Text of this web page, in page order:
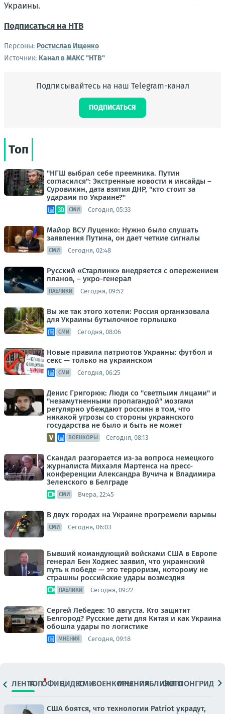
Украины.
Подписаться на НТВ
Персоны: Ростислав Ищенко
Источник: Канал в МАКС "НТВ"
Подписывайтесь на наш Telegram-канал
ПОДПИСАТЬСЯ
Топ
"НГШ выбрал себе преемника. Путин
согласился": Экстренные новости и инсайды –
Суровикин, дата взятия ДНР, "кто стоит за
ударами по Украине?"
СМИ Сегодня, 05:33
Майор ВСУ Луценко: Нужно было слушать
заявления Путина, он дает четкие сигналы
СМИ Сегодня, 02:48
Русский «Старлинк» внедряется с опережением
планов, – укро-генерал
ПАБЛИКИ Сегодня, 09:52
Вы же так этого хотели: Россия организовала
для Украины бутылочное горлышко
СМИ Сегодня, 08:06
Новые правила патриотов Украины: футбол и
секс — только на украинском
СМИ Сегодня, 06:25
Денис Григорюк: Люди со "светлыми лицами" и
"незамутненными пропагандой" мозгами
регулярно убеждают россиян в том, что
никакой угрозы со стороны украинского
государства не было и быть не может
ВОЕНКОРЫ Сегодня, 08:13
Скандал разгорается из-за вопроса немецкого
журналиста Михаэля Мартенса на пресс-
конференции Александра Вучича и Владимира
Зеленского в Белграде
СМИ Вчера, 22:45
В двух городах на Украине прогремели взрывы
СМИ Сегодня, 06:03
Бывший командующий войсками США в Европе
генерал Бен Ходжес заявил, что украинский
путь к победе — это терроризм, которому не
страшны российские удары возмездия
ПАБЛИКИ Сегодня, 09:22
Сергей Лебедев: 10 августа. Кто защитит
Белгород? Русские дети для Китая и как Украина
обошла удары по логистике
МНЕНИЯ Сегодня, 09:18
ЛЕНТАТОПОФИЦ.ВИДЕОСМИВОЕНКОРЫМНЕНИЯПАБЛИКИ
ФОТОЛОНГРИДЫ
США боятся, что технологии Patriot украдут,